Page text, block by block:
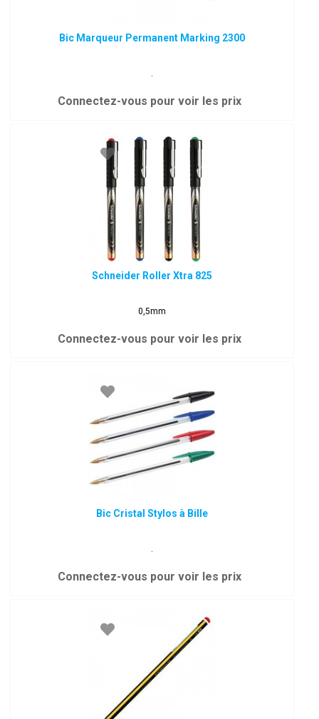
Bic Marqueur Permanent Marking 2300
.
Connectez-vous pour voir les prix
Schneider Roller Xtra 825
0,5mm
Connectez-vous pour voir les prix
Bic Cristal Stylos à Bille
.
Connectez-vous pour voir les prix